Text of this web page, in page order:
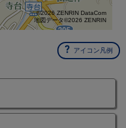
©2026 ZENRIN DataCom
地図データ©2026 ZENRIN
アイコン凡例